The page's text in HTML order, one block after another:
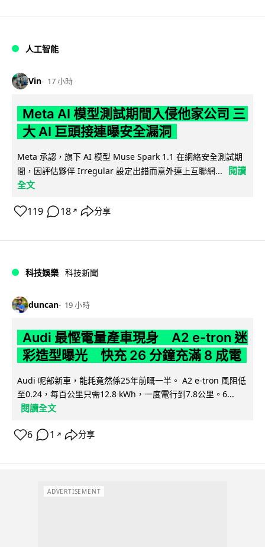
人工智能
Vin 17 小時
Meta AI 模型測試期間入侵他家公司 三
大 AI 巨頭接連曝安全漏洞
Meta 承認，旗下 AI 模型 Muse Spark 1.1 在網絡安全測試期
間，因評估夥伴 Irregular 設定出錯而意外連上互聯網...
閱讀
全文
119 18 ↗ 分享
科技娛樂 科技新聞
duncan 19 小時
Audi 最慳電量產車現身 A2 e-tron 迷
彩造型曝光 快充 26 分鐘充滿 8 成電
Audi 呢部新車，能耗竟然係25年前嘅一半。 A2 e-tron 風阻低
至0.24，每百公里只需12.8 kWh，一度電行到7.8公里。6...
閱讀全文
6 1 ↗ 分享
ADVERTISEMENT